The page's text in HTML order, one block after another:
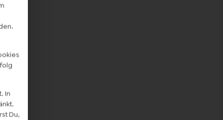
In
Du,